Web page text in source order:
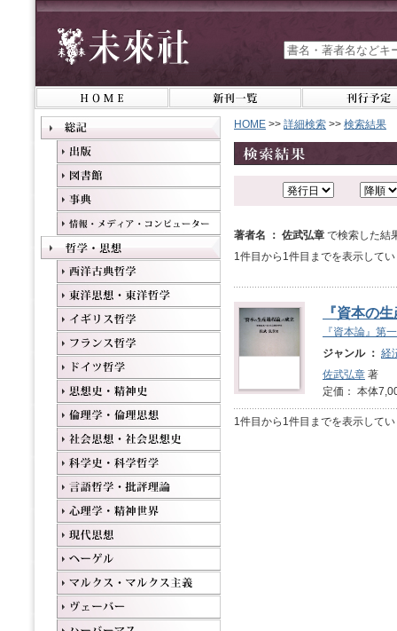
HOME >> 詳細検索 >> 検索結果
著者名 ： 佐武弘章 で検索した結
1件目から1件目までを表示して
『資本の
『資本論』第
ジャンル ： 経
佐武弘章 著
定価： 本体
1件目から1件目までを表示して